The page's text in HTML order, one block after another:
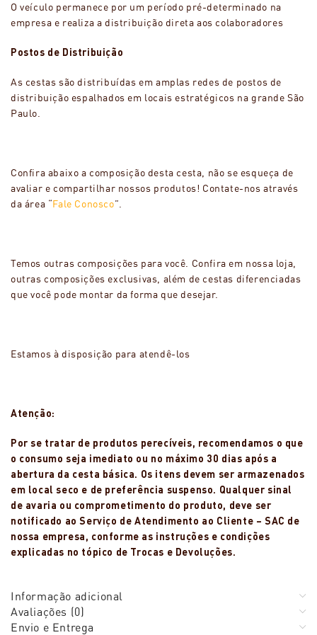
O veículo permanece por um período pré-determinado na
empresa e realiza a distribuição direta aos colaboradores
Postos de Distribuição
As cestas são distribuídas em amplas redes de postos de
distribuição espalhados em locais estratégicos na grande São
Paulo.
Confira abaixo a composição desta cesta, não se esqueça de
avaliar e compartilhar nossos produtos! Contate-nos através
da área “Fale Conosco”.
Temos outras composições para você. Confira em nossa loja,
outras composições exclusivas, além de cestas diferenciadas
que você pode montar da forma que desejar.
Estamos à disposição para atendê-los
Atenção:
Por se tratar de produtos perecíveis, recomendamos o que
o consumo seja imediato ou no máximo 30 dias após a
abertura da cesta básica. Os itens devem ser armazenados
em local seco e de preferência suspenso. Qualquer sinal
de avaria ou comprometimento do produto, deve ser
notificado ao Serviço de Atendimento ao Cliente – SAC de
nossa empresa, conforme as instruções e condições
explicadas no tópico de Trocas e Devoluções.
Informação adicional
Avaliações (0)
Envio e Entrega